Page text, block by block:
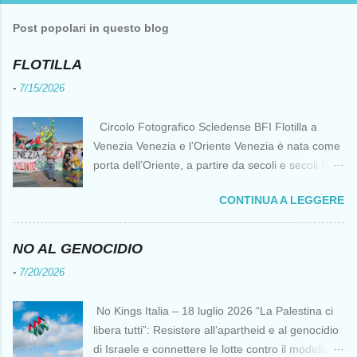
Post popolari in questo blog
FLOTILLA
- 7/15/2026
Circolo Fotografico Scledense BFI Flotilla a
Venezia Venezia e l’Oriente Venezia è nata come
porta dell’Oriente, a partire da secoli e secoli fa ai
di cantierizzazione veneziane divennero preziose
per tutti i crociati diretti a Gerusalemme. Proprio
le crociate fornirono ai veneziani l’occasione per
del Duecento. Dal XIII al XV secolo Venezia
continuò ad avere un ruolo fondamentale nei
CONTINUA A LEGGERE
NO AL GENOCIDIO
- 7/20/2026
No Kings Italia – 18 luglio 2026 “La Palestina ci
libera tutti”: Resistere all’apartheid e al genocidio
di Israele e connettere le lotte contro il modello